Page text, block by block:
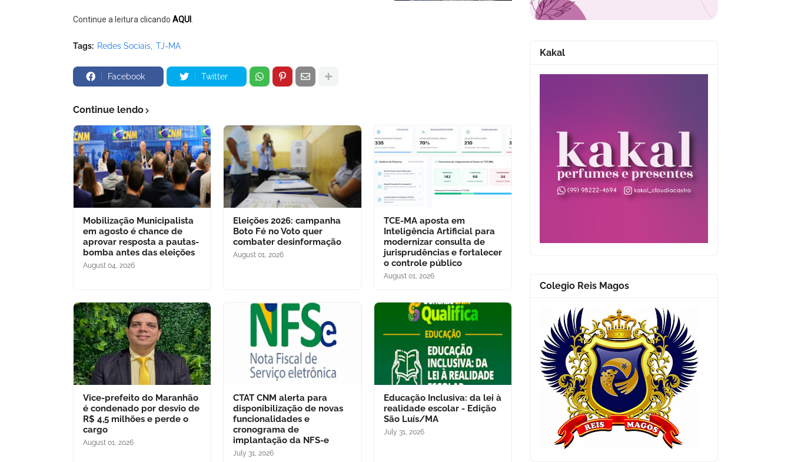
Continue a leitura clicando AQUI .
Tags: Redes Sociais TJ-MA
Facebook Twitter
Continue lendo
Mobilização Municipalista
em agosto é chance de
aprovar resposta a pautas-
bomba antes das eleições
August 04, 2026
Eleições 2026: campanha
Boto Fé no Voto quer
combater desinformação
August 01, 2026
TCE-MA aposta em
Inteligência Artificial para
modernizar consulta de
jurisprudências e fortalecer
o controle público
August 01, 2026
Vice-prefeito do Maranhão
é condenado por desvio de
R$ 4,5 milhões e perde o
cargo
August 01, 2026
CTAT CNM alerta para
disponibilização de novas
funcionalidades e
cronograma de
implantação da NFS-e
July 31, 2026
Educação Inclusiva: da lei à
realidade escolar - Edição
São Luís/MA
July 31, 2026
Kakal
Colegio Reis Magos